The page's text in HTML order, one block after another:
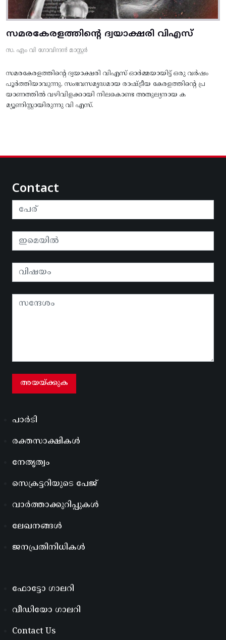
സമരകേരളത്തിൻ്റെ ദ്വയാക്ഷരി വിഎസ്
സ. എം വി ഗോവിന്ദൻ മാസ്റ്റർ
സമരകേരളത്തിൻ്റെ ദ്വയാക്ഷരി വിഎസ് ഓർമ്മയായിട്ട് ഒരു വർഷം
പൂർത്തിയാവുന്നു. സംഭവസമൃദ്ധമായ രാഷ്ട്രീയ കേരളത്തിന്റെ പ്ര
യാണത്തിൽ വഴിവിളക്കായി നിലകൊണ്ട അതുല്യനായ ക
മ്യൂണിസ്റ്റായിരുന്നു വി എസ്.
Contact
പാർടി
രക്തസാക്ഷികൾ
നേതൃത്വം
സെക്രട്ടറിയുടെ പേജ്
വാർത്താക്കുറിപ്പുകൾ
ലേഖനങ്ങൾ
ജനപ്രതിനിധികൾ
ഫോട്ടോ ഗാലറി
വീഡിയോ ഗാലറി
Contact Us